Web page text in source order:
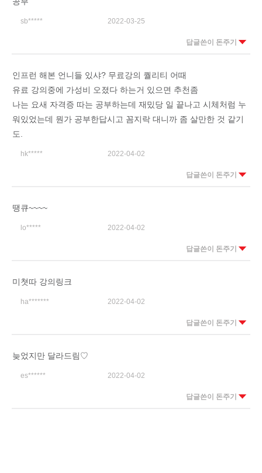
sb***** 2022-03-25
답글쓴이 돈주기
인프런 해본 언니들 있샤? 무료강의 퀄리티 어때
유료 강의중에 가성비 오졌다 하는거 있으면 추천좀
나는 요새 자격증 따는 공부하는데 재밌당 일 끝나고 시체처럼 누
워있었는데 뭔가 공부한답시고 꼼지락 대니까 좀 살만한 것 같기
도.
hk***** 2022-04-02
답글쓴이 돈주기
땡큐~~~~
lo***** 2022-04-02
답글쓴이 돈주기
미쳣따 강의링크
ha******* 2022-04-02
답글쓴이 돈주기
늦었지만 달라드림♡
es****** 2022-04-02
답글쓴이 돈주기